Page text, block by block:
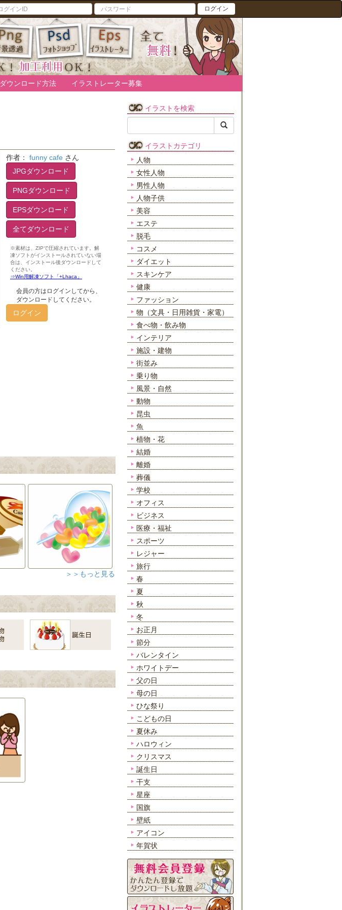
ログイン
ダウンロード方法 イラストレーター募集
作者：funny cafe さん
JPGダウンロード
PNGダウンロード
EPSダウンロード
全てダウンロード
会員の方はログインしてから、
ダウンロードしてください。
ログイン
＞＞もっと見る
イラストを検索
イラストカテゴリ
人物
女性人物
男性人物
人物子供
美容
エステ
脱毛
コスメ
ダイエット
スキンケア
健康
ファッション
物（文具・日用雑貨・家電）
食べ物・飲み物
インテリア
施設・建物
街並み
乗り物
風景・自然
動物
昆虫
魚
植物・花
結婚
離婚
葬儀
学校
オフィス
ビジネス
医療・福祉
スポーツ
レジャー
旅行
春
夏
秋
冬
お正月
節分
バレンタイン
ホワイトデー
父の日
母の日
ひな祭り
こどもの日
夏休み
ハロウィン
クリスマス
誕生日
干支
星座
国旗
壁紙
アイコン
年賀状